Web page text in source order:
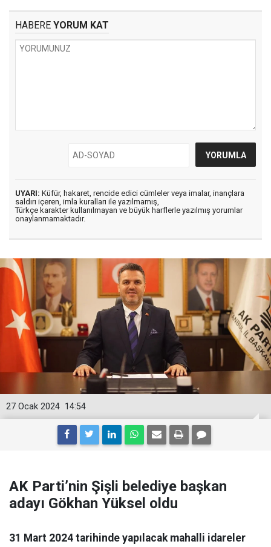
HABERE YORUM KAT
UYARI: Küfür, hakaret, rencide edici cümleler veya imalar, inançlara
saldırı içeren, imla kuralları ile yazılmamış,
Türkçe karakter kullanılmayan ve büyük harflerle yazılmış yorumlar
onaylanmamaktadır.
14:54
27 Ocak 2024
AK Parti’nin Şişli belediye başkan
adayı Gökhan Yüksel oldu
31 Mart 2024 tarihinde yapılacak mahalli idareler